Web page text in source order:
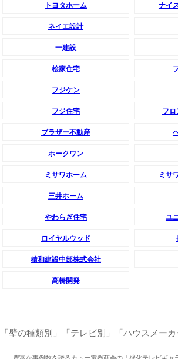
トヨタホーム ナイ
ネイエ設計
一建設
桧家住宅
フジケン
フジ住宅 フ
ブラザー不動産
ホークワン
ミサワホーム ミサ
三井ホーム
やわらぎ住宅 ユ
ロイヤルウッド
積和建設中部株式会社
高橋開発
「壁の種類別」「テレビ別」「ハウスメー